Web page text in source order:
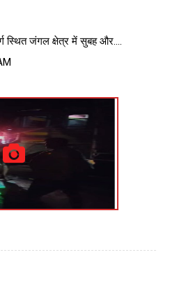
स्थित जंगल क्षेत्र में सुबह और....